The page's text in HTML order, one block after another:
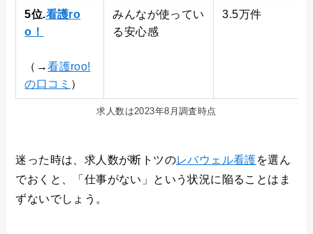
5位.看護ro
o！
（→看護roo!
の口コミ ）
みんなが使ってい
る安心感
3.5万件
求人数は2023年8月調査時点
迷った時は、求人数が断トツのレバウェル看護を選ん
でおくと、「仕事がない」という状況に陥ることはま
ずないでしょう。